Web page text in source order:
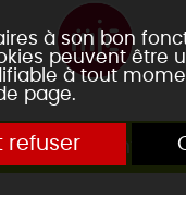
à son bon
peuvent être
à tout
page.
refuser
en